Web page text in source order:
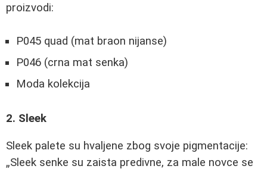
proizvodi:
P045 quad (mat braon nijanse)
P046 (crna mat senka)
Moda kolekcija
2. Sleek
Sleek palete su hvaljene zbog svoje pigmentacije:
Sleek senke su zaista predivne, za male novce se